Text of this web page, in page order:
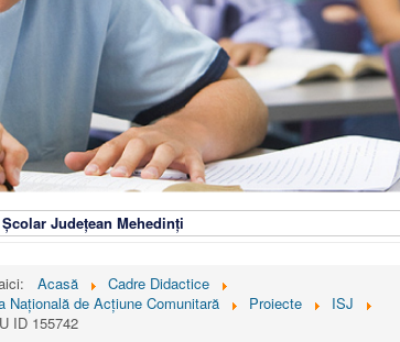
Județean Mehedinți
Acasă
Cadre Didactice
Naţională de Acţiune Comunitară
Proiecte
ISJ
ID 155742